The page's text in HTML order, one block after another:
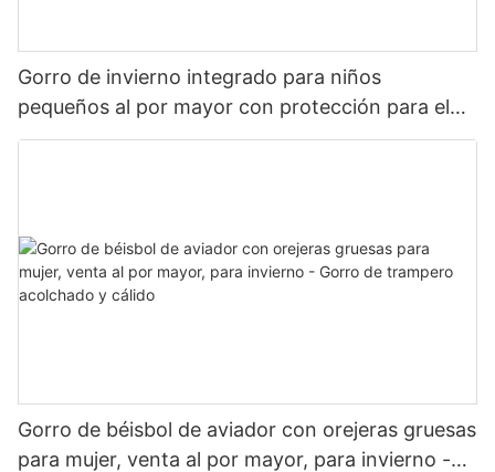
Gorro de invierno integrado para niños
pequeños al por mayor con protección para el
cuello y las orejas - Gorro de invierno cálido 3 en
Gorro de béisbol de aviador con orejeras gruesas
para mujer, venta al por mayor, para invierno -